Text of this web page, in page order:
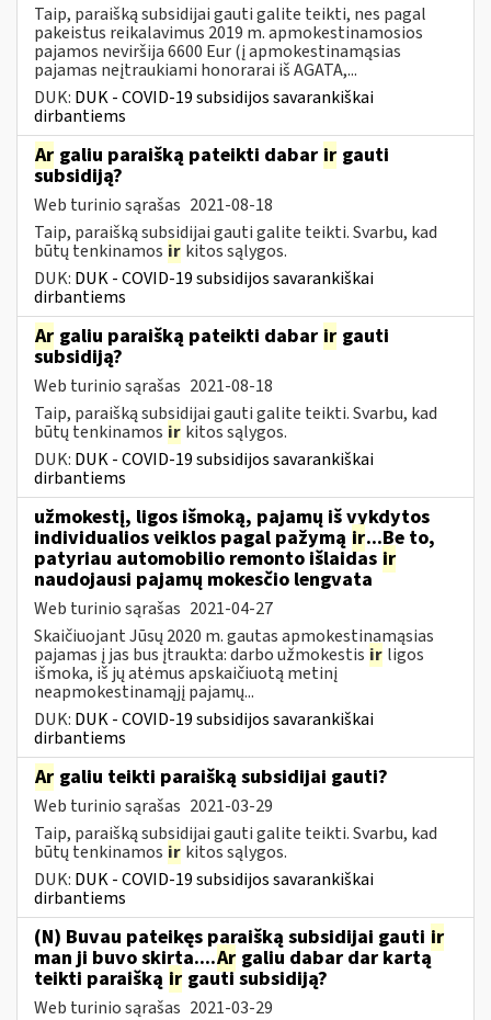
Taip, paraišką subsidijai gauti galite teikti, nes pagal
pakeistus reikalavimus 2019 m. apmokestinamosios
pajamos neviršija 6600 Eur (į apmokestinamąsias
pajamas neįtraukiami honorarai iš AGATA,...
DUK: DUK - COVID-19 subsidijos savarankiškai
dirbantiems
Ar galiu paraišką pateikti dabar ir gauti
subsidiją?
Web turinio sąrašas 2021-08-18
Taip, paraišką subsidijai gauti galite teikti. Svarbu, kad
būtų tenkinamos ir kitos sąlygos.
DUK: DUK - COVID-19 subsidijos savarankiškai
dirbantiems
Ar galiu paraišką pateikti dabar ir gauti
subsidiją?
Web turinio sąrašas 2021-08-18
Taip, paraišką subsidijai gauti galite teikti. Svarbu, kad
būtų tenkinamos ir kitos sąlygos.
DUK: DUK - COVID-19 subsidijos savarankiškai
dirbantiems
užmokestį, ligos išmoką, pajamų iš vykdytos
individualios veiklos pagal pažymą ir...Be to,
patyriau automobilio remonto išlaidas ir
naudojausi pajamų mokesčio lengvata
Web turinio sąrašas 2021-04-27
Skaičiuojant Jūsų 2020 m. gautas apmokestinamąsias
pajamas į jas bus įtraukta: darbo užmokestis ir ligos
išmoka, iš jų atėmus apskaičiuotą metinį
neapmokestinamąjį pajamų...
DUK: DUK - COVID-19 subsidijos savarankiškai
dirbantiems
Ar galiu teikti paraišką subsidijai gauti?
Web turinio sąrašas 2021-03-29
Taip, paraišką subsidijai gauti galite teikti. Svarbu, kad
būtų tenkinamos ir kitos sąlygos.
DUK: DUK - COVID-19 subsidijos savarankiškai
dirbantiems
(N) Buvau pateikęs paraišką subsidijai gauti ir
man ji buvo skirta....Ar galiu dabar dar kartą
teikti paraišką ir gauti subsidiją?
Web turinio sąrašas 2021-03-29